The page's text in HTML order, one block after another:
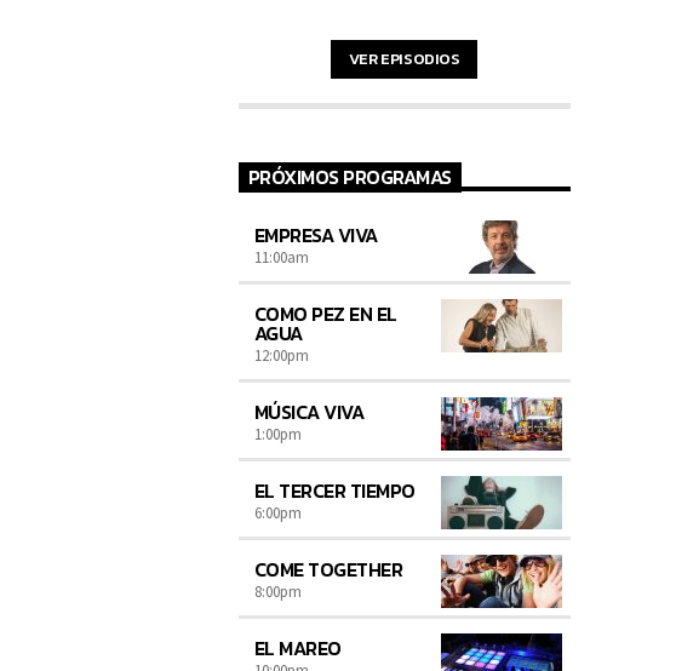
VER EPISODIOS
PRÓXIMOS PROGRAMAS
EMPRESA VIVA
11:00am
COMO PEZ EN EL
AGUA
12:00pm
MÚSICA VIVA
1:00pm
EL TERCER TIEMPO
6:00pm
COME TOGETHER
8:00pm
EL MAREO